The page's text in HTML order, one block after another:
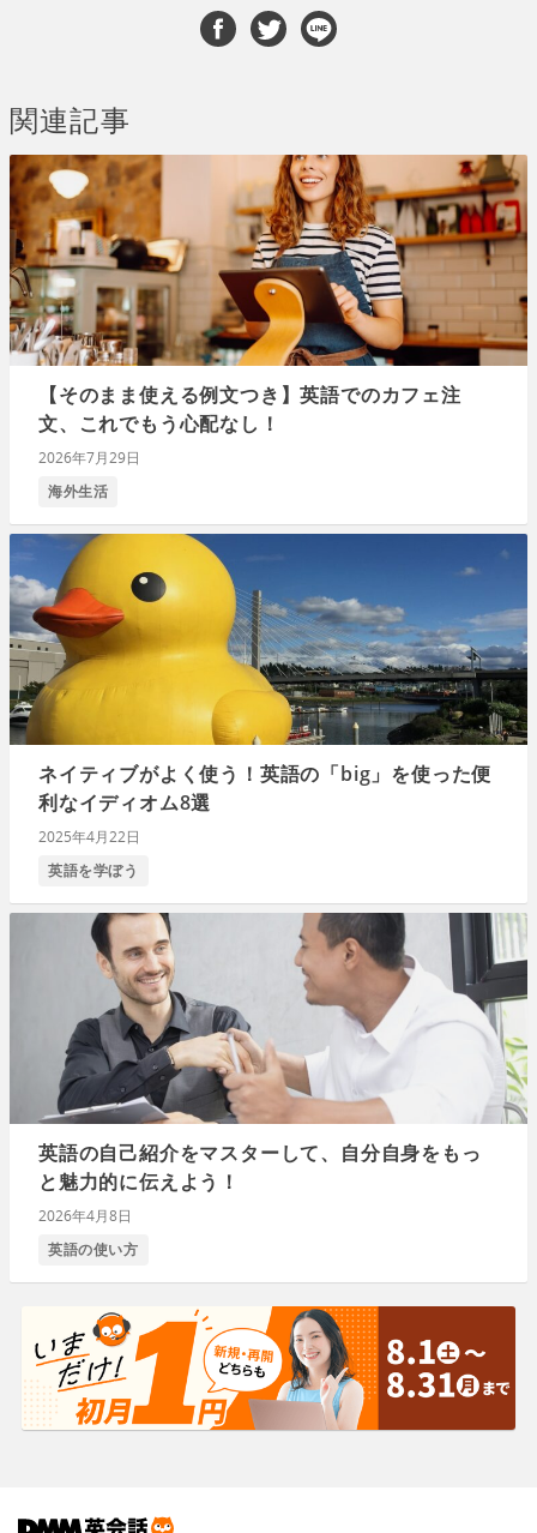
関連記事
【そのまま使える例文つき】英語でのカフェ注
文、これでもう心配なし！
2026年7月29日
海外生活
ネイティブがよく使う！英語の「big」を使った便
利なイディオム8選
2025年4月22日
英語を学ぼう
英語の自己紹介をマスターして、自分自身をもっ
と魅力的に伝えよう！
2026年4月8日
英語の使い方